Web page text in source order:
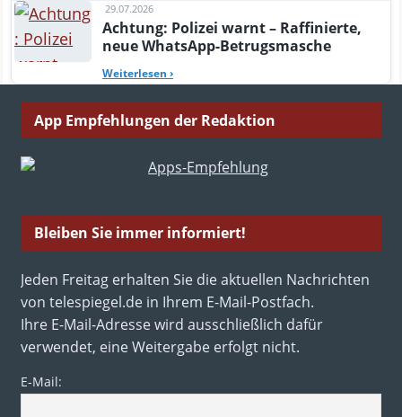
29.07.2026
Achtung: Polizei warnt – Raffinierte,
neue WhatsApp-Betrugsmasche
Weiterlesen ›
App Empfehlungen der Redaktion
Bleiben Sie immer informiert!
Jeden Freitag erhalten Sie die aktuellen Nachrichten
von telespiegel.de in Ihrem E-Mail-Postfach.
Ihre E-Mail-Adresse wird ausschließlich dafür
verwendet, eine Weitergabe erfolgt nicht.
E-Mail: